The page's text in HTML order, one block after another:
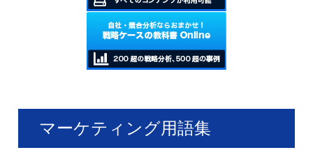
マーケティング用語集